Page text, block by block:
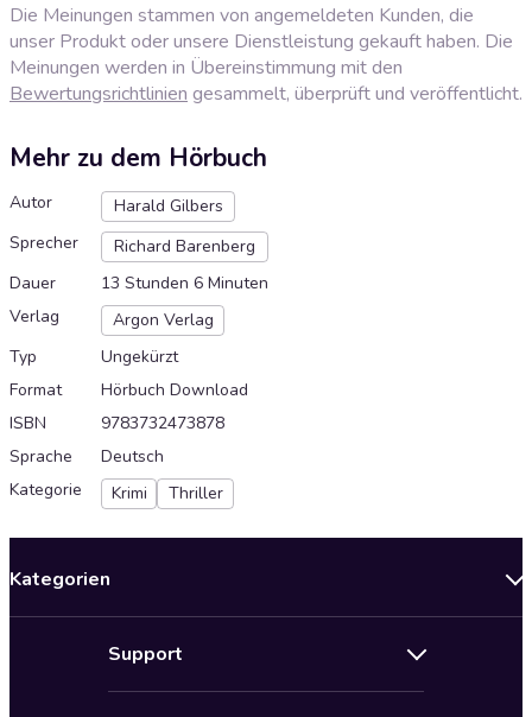
Die Meinungen stammen von angemeldeten Kunden, die
unser Produkt oder unsere Dienstleistung gekauft haben. Die
Meinungen werden in Übereinstimmung mit den
Bewertungsrichtlinien gesammelt, überprüft und veröffentlicht.
Mehr zu dem Hörbuch
Autor
Harald Gilbers
Sprecher
Richard Barenberg
Dauer
13 Stunden 6 Minuten
Verlag
Argon Verlag
Typ
Ungekürzt
Format
Hörbuch Download
ISBN
9783732473878
Sprache
Deutsch
Kategorie
Krimi Thriller
Kategorien
Support